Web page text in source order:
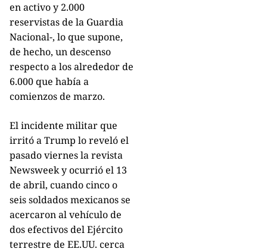
en activo y 2.000
reservistas de la Guardia
Nacional-, lo que supone,
de hecho, un descenso
respecto a los alrededor de
6.000 que había a
comienzos de marzo.
El incidente militar que
irritó a Trump lo reveló el
pasado viernes la revista
Newsweek y ocurrió el 13
de abril, cuando cinco o
seis soldados mexicanos se
acercaron al vehículo de
dos efectivos del Ejército
terrestre de EE.UU. cerca